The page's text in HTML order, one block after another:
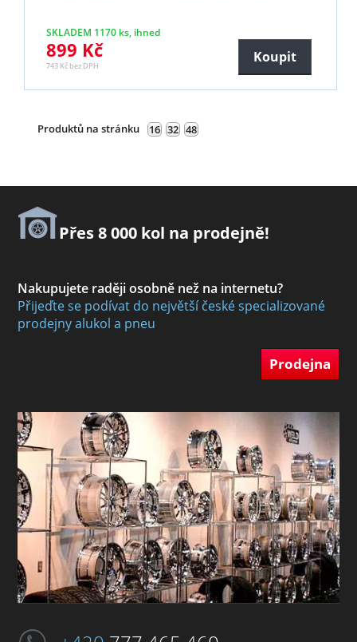
SKLADEM 1170 ks, ihned
899 Kč
743 Kč bez DPH
Koupit
Produktů na stránku 16 32 48
Přes 8 000 kol na prodejně!
Nakupujete raději osobně než na internetu?
Přijeďte se podívat do největší české specializované
prodejny alukol a pneu
Prodejna